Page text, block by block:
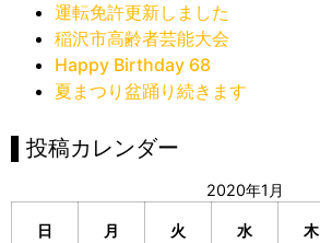
運転免許更新しました
稲沢市高齢者芸能大会
Happy Birthday 68
夏まつり盆踊り続きます
▌投稿カレンダー
2020年1月
日 月 火 水 木